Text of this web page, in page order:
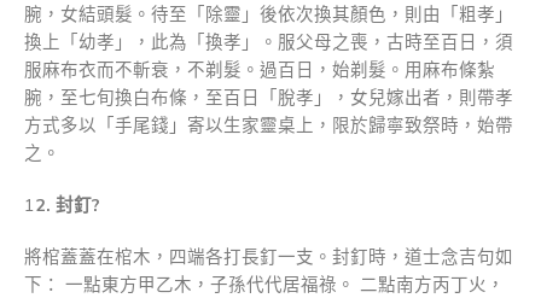
腕，女結頭髮。待至「除靈」後依次換其顏色，則由「粗孝」
換上「幼孝」，此為「換孝」。服父母之喪，古時至百日，須
服麻布衣而不斬衰，不剃髮。過百日，始剃髮。用麻布條紮
腕，至七旬換白布條，至百日「脫孝」，女兒嫁出者，則帶孝
方式多以「手尾錢」寄以生家靈桌上，限於歸寧致祭時，始帶
之。
12. 封釘?
將棺蓋蓋在棺木，四端各打長釘一支。封釘時，道士念吉句如
下： 一點東方甲乙木，子孫代代居福祿。 二點南方丙丁火，